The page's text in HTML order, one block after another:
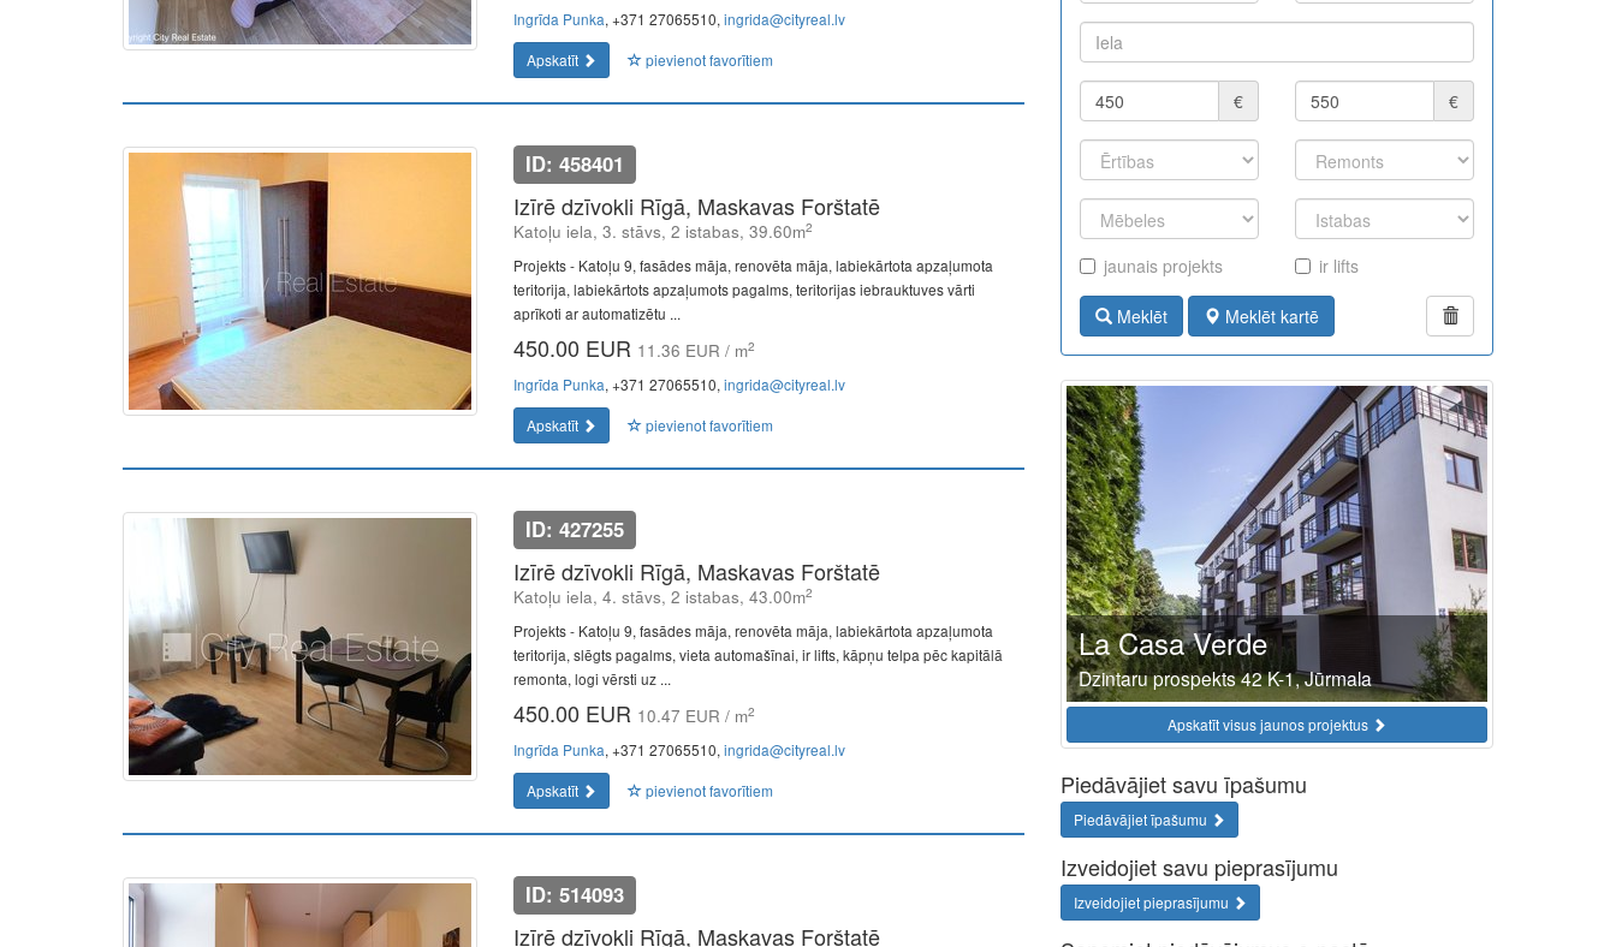
Ingrīda Punka, +371 27065510, ingrida@cityreal.lv
Apskatīt
pievienot favorītiem
ID: 458401
Izīrē dzīvokli Rīgā, Maskavas Forštatē
Katoļu iela, 3. stāvs, 2 istabas, 39.60m2
Projekts - Katoļu 9, fasādes māja, renovēta māja, labiekārtota apzaļumota
teritorija, labiekārtots apzaļumots pagalms, teritorijas iebrauktuves vārti
aprīkoti ar automatizētu ...
450.00 EUR 11.36 EUR / m2
Ingrīda Punka, +371 27065510, ingrida@cityreal.lv
Apskatīt
pievienot favorītiem
ID: 427255
Izīrē dzīvokli Rīgā, Maskavas Forštatē
Katoļu iela, 4. stāvs, 2 istabas, 43.00m2
Projekts - Katoļu 9, fasādes māja, renovēta māja, labiekārtota apzaļumota
teritorija, slēgts pagalms, vieta automašīnai, ir lifts, kāpņu telpa pēc kapitālā
remonta, logi vērsti uz ...
450.00 EUR 10.47 EUR / m2
Ingrīda Punka, +371 27065510, ingrida@cityreal.lv
Apskatīt
pievienot favorītiem
ID: 514093
Izīrē dzīvokli Rīgā, Maskavas Forštatē
€ €
jaunais projekts ir lifts
Meklēt Meklēt kartē
La Casa Verde
Dzintaru prospekts 42 K-1, Jūrmala
Apskatīt visus jaunos projektus
Piedāvājiet savu īpašumu
Piedāvājiet īpašumu
Izveidojiet savu pieprasījumu
Izveidojiet pieprasījumu